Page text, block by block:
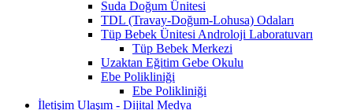
Suda Doğum Ünitesi
TDL (Travay-Doğum-Lohusa) Odaları
Tüp Bebek Ünitesi Androloji Laboratuvarı
Tüp Bebek Merkezi
Uzaktan Eğitim Gebe Okulu
Ebe Polikliniği
Ebe Polikliniği
İletişim Ulaşım - Dijital Medya